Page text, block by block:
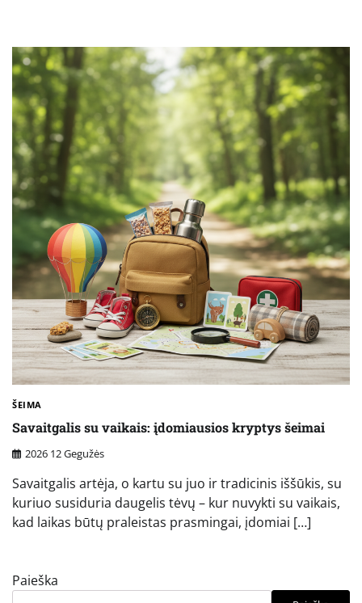
ŠEIMA
Savaitgalis su vaikais: įdomiausios kryptys šeimai
2026 12 Gegužės
Savaitgalis artėja, o kartu su juo ir tradicinis iššūkis, su
kuriuo susiduria daugelis tėvų – kur nuvykti su vaikais,
kad laikas būtų praleistas prasmingai, įdomiai […]
Paieška